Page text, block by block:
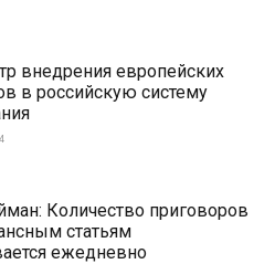
внедрения европейских
в российскую систему
Количество приговоров
статьям
ежедневно